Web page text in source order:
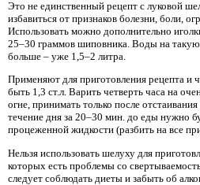
Это не единственный рецепт с луковой
избавиться от признаков болезни, боли,
Использовать можно дополнительно
25–30 граммов шиповника. Воды на такую
больше – уже 1,5–2 литра.
Применяют для приготовления рецепта и
быть 1,3 ст.л. Варить четверть часа на
огне, принимать только после
течение дня за 20–30 мин. до еды нужно
процеженной жидкости (разбить на все
Нельзя использовать шелуху для
которых есть проблемы со
следует соблюдать диеты и забыть об